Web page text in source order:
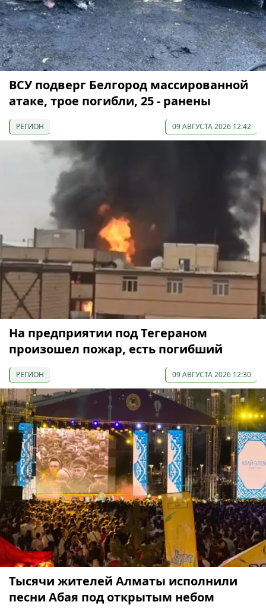
ВСУ подверг Белгород массированной
атаке, трое погибли, 25 - ранены
РЕГИОН 09 АВГУСТА 2026 12:42
На предприятии под Тегераном
произошел пожар, есть погибший
РЕГИОН 09 АВГУСТА 2026 12:30
Тысячи жителей Алматы исполнили
песни Абая под открытым небом